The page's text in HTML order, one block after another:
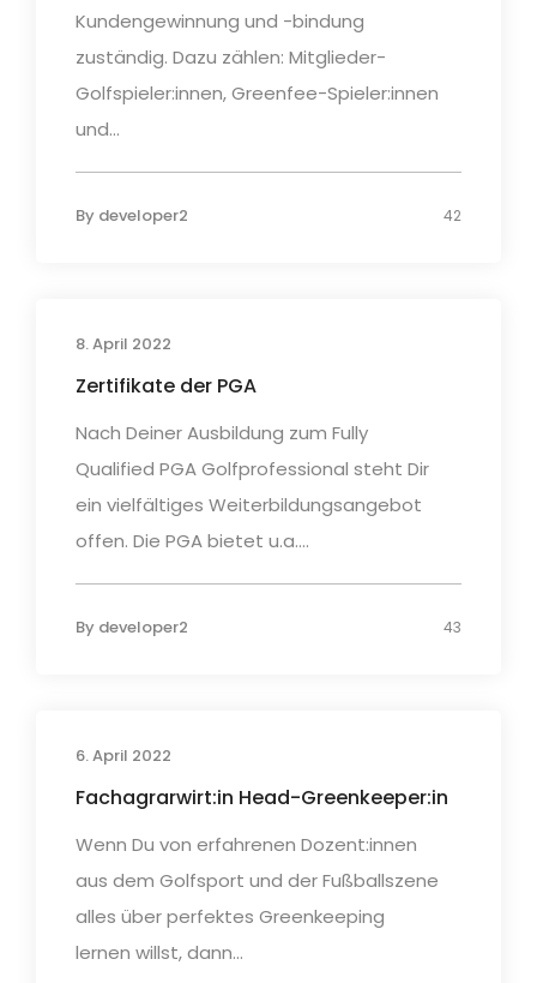
Kundengewinnung und -bindung
zuständig. Dazu zählen: Mitglieder-
Golfspieler:innen, Greenfee-Spieler:innen
und...
By developer2 42
8. April 2022
Zertifikate der PGA
Nach Deiner Ausbildung zum Fully
Qualified PGA Golfprofessional steht Dir
ein vielfältiges Weiterbildungsangebot
offen. Die PGA bietet u.a....
By developer2 43
6. April 2022
Fachagrarwirt:in Head-Greenkeeper:in
Wenn Du von erfahrenen Dozent:innen
aus dem Golfsport und der Fußballszene
alles über perfektes Greenkeeping
lernen willst, dann...